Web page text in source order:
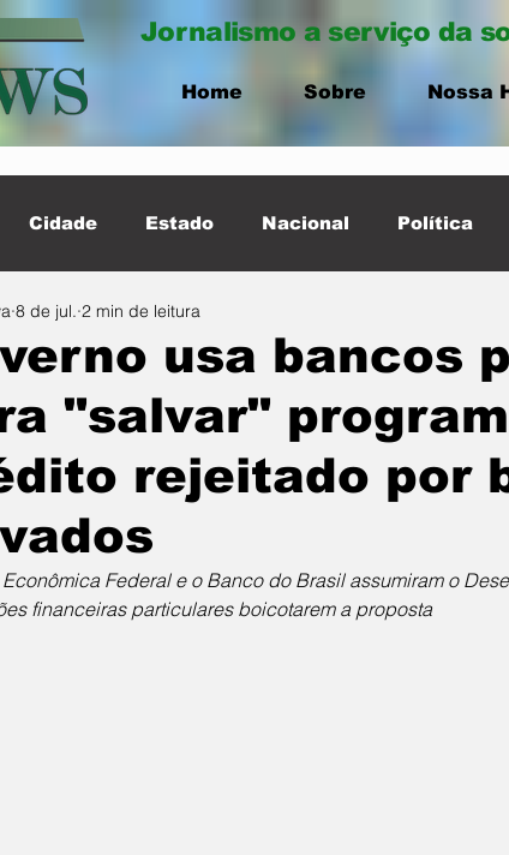
Jornalismo a serviço da
Home Sobre Nossa
Cidade Estado Nacional Política
Destaque Cidade
usa bancos
"salvar"
rejeitado por
8 de jul. 2 min de leitura
Federal e o Banco do Brasil assumiram o
financeiras particulares boicotarem a proposta